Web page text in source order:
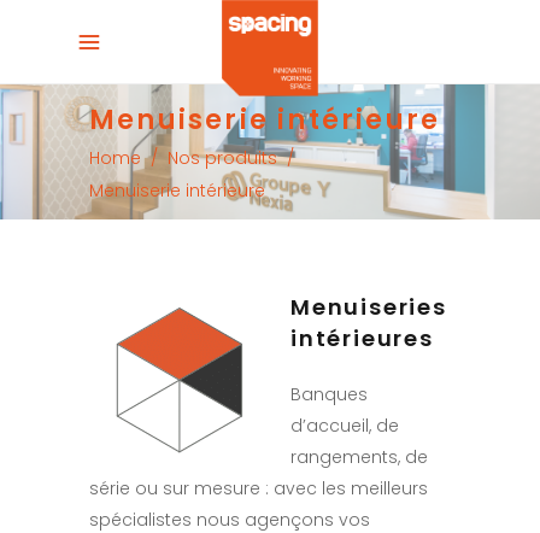
Menuiserie intérieure
Home / Nos produits/
Menuiserie intérieure
Menuiseries
intérieures
Banques
d’accueil, de
rangements, de
série ou sur mesure : avec les meilleurs
spécialistes nous agençons vos